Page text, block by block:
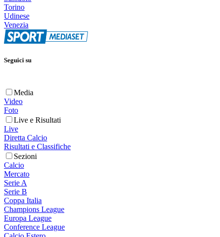
Torino
Udinese
Venezia
Seguici su
Media
Video
Foto
Live e Risultati
Live
Diretta Calcio
Risultati e Classifiche
Sezioni
Calcio
Mercato
Serie A
Serie B
Coppa Italia
Champions League
Europa League
Conference League